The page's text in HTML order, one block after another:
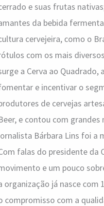
e suas frutas
da bebida
cervejeira, como o
com os mais
a Cerva ao Quadrado,
e incentivar o
de cervejas
e contou com
Bárbara Lins foi a
falas do presidente da
e um pouco
organização já nasce
compromisso com a